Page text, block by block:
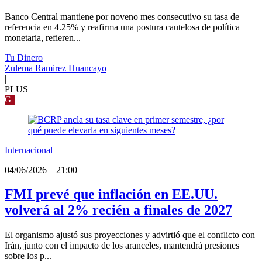
Banco Central mantiene por noveno mes consecutivo su tasa de
referencia en 4.25% y reafirma una postura cautelosa de política
monetaria, refieren...
Tu Dinero
Zulema Ramirez Huancayo
|
PLUS
G
Internacional
04/06/2026
21:00
FMI prevé que inflación en EE.UU.
volverá al 2% recién a finales de 2027
El organismo ajustó sus proyecciones y advirtió que el conflicto con
Irán, junto con el impacto de los aranceles, mantendrá presiones
sobre los p...